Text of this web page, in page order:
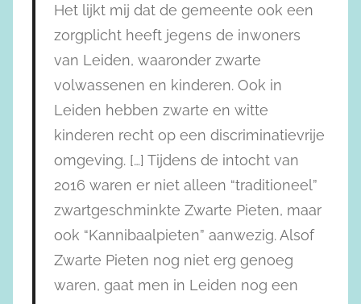
Het lijkt mij dat de gemeente ook een
zorgplicht heeft jegens de inwoners
van Leiden, waaronder zwarte
volwassenen en kinderen. Ook in
Leiden hebben zwarte en witte
kinderen recht op een discriminatievrije
omgeving. […] Tijdens de intocht van
2016 waren er niet alleen “traditioneel”
zwartgeschminkte Zwarte Pieten, maar
ook “Kannibaalpieten” aanwezig. Alsof
Zwarte Pieten nog niet erg genoeg
waren, gaat men in Leiden nog een